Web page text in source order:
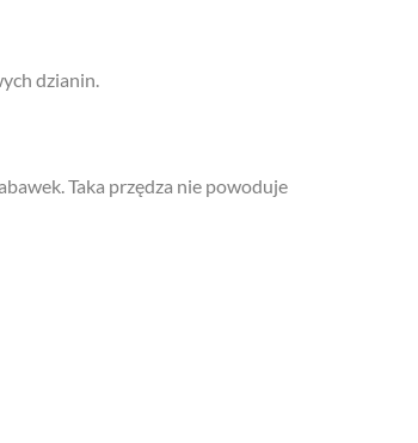
dzianin.
Taka przędza nie powoduje